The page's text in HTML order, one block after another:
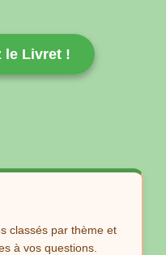
le Livret !
classés par thème et
à vos questions.